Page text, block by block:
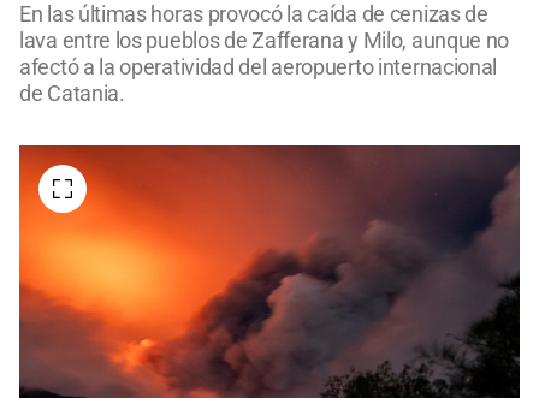
En las últimas horas provocó la caída de cenizas de
lava entre los pueblos de Zafferana y Milo, aunque no
afectó a la operatividad del aeropuerto internacional
de Catania.